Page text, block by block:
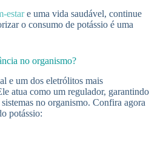
estare uma vida saudável, continue
o consumo de potássio é uma
no organismo?
e um dos eletrólitos mais
atua como um regulador, garantindo
no organismo. Confira agora
potássio: